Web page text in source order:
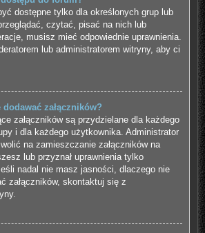
dostępne tylko dla określonych grup lub
czytać, pisać na nich lub
musisz mieć odpowiednie uprawnienia.
lub administratorem witryny, aby ci
załączników?
załączników są przydzielane dla każdego
i dla każdego użytkownika. Administrator
na zamieszczanie załączników na
lub przyznał uprawnienia tylko
nadal nie masz jasności, dlaczego nie
załączników, skontaktuj się z